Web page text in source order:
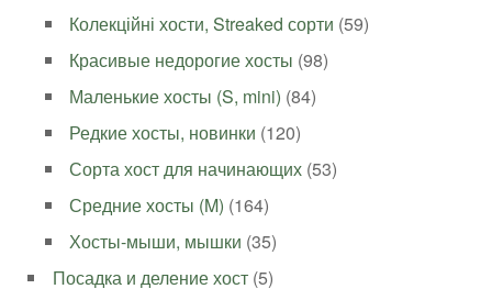
Колекційні хости, Streaked сорти (59)
Красивые недорогие хосты (98)
Маленькие хосты (S, mini) (84)
Редкие хосты, новинки (120)
Сорта хост для начинающих (53)
Средние хосты (M) (164)
Хосты-мыши, мышки (35)
Посадка и деление хост (5)